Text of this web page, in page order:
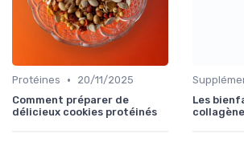
Protéines •
20/11/2025
Comment préparer de
délicieux cookies protéinés
Les